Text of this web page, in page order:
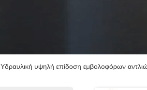
Υδραυλική υψηλή επίδοση εμβολοφόρων